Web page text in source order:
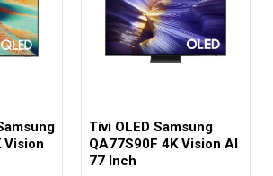
Vision
Tivi OLED Samsung
QA77S90F 4K Vision AI
77 Inch